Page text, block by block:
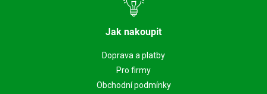
Jak nakoupit
Doprava a platby
Pro firmy
Obchodní podmínky